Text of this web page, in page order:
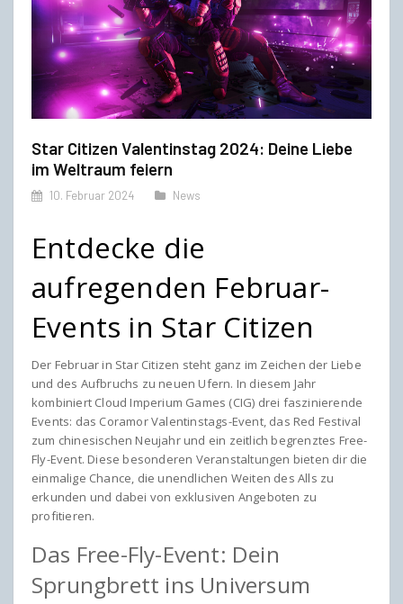
Star Citizen Valentinstag 2024: Deine Liebe
im Weltraum feiern
10. Februar 2024 News
Entdecke die
aufregenden Februar-
Events in Star Citizen
Der Februar in Star Citizen steht ganz im Zeichen der Liebe
und des Aufbruchs zu neuen Ufern. In diesem Jahr
kombiniert Cloud Imperium Games (CIG) drei faszinierende
Events: das Coramor Valentinstags-Event, das Red Festival
zum chinesischen Neujahr und ein zeitlich begrenztes Free-
Fly-Event. Diese besonderen Veranstaltungen bieten dir die
einmalige Chance, die unendlichen Weiten des Alls zu
erkunden und dabei von exklusiven Angeboten zu
profitieren.
Das Free-Fly-Event: Dein
Sprungbrett ins Universum